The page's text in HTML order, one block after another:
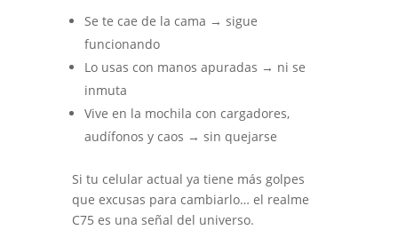
Se te cae de la cama → sigue
funcionando
Lo usas con manos apuradas → ni se
inmuta
Vive en la mochila con cargadores,
audífonos y caos → sin quejarse
Si tu celular actual ya tiene más golpes
que excusas para cambiarlo… el realme
C75 es una señal del universo.